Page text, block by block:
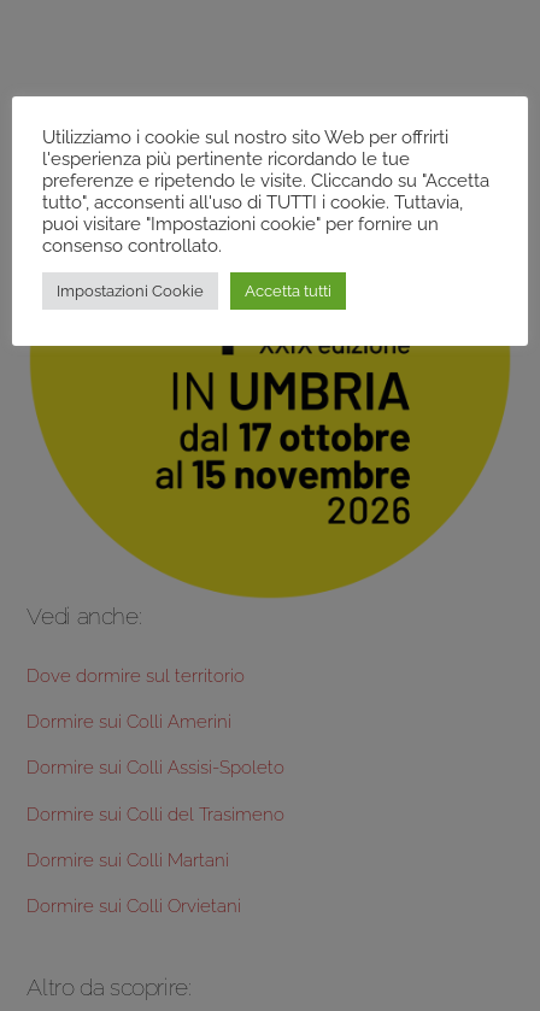
Vedi anche:
Dove dormire sul territorio
Dormire sui Colli Amerini
Dormire sui Colli Assisi-Spoleto
Dormire sui Colli del Trasimeno
Dormire sui Colli Martani
Dormire sui Colli Orvietani
Altro da scoprire:
Utilizziamo i cookie sul nostro sito Web per offrirti
l'esperienza più pertinente ricordando le tue
preferenze e ripetendo le visite. Cliccando su "Accetta
tutto", acconsenti all'uso di TUTTI i cookie. Tuttavia,
puoi visitare "Impostazioni cookie" per fornire un
consenso controllato.
Impostazioni Cookie Accetta tutti